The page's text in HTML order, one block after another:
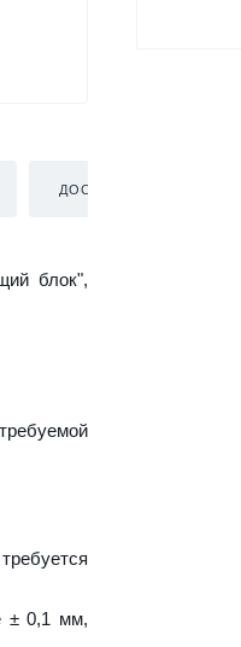
ДОСТАВКА
блок",
± 0,1 мм,